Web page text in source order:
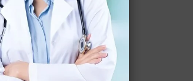
gejala.
Kabar baiknya,
daripada infeksi